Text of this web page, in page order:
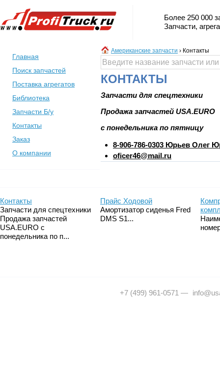
Более 250 000
Запчасти,
Главная
Поиск запчастей
Поставка агрегатов
Библиотека
Запчасти Б/у
Контакты
Заказ
О компании
Американские запчасти › Контакты
КОНТАКТЫ
Запчасти для спецтехники
Продажа запчастей USA.EURO
с понедельника по пятницу
8-906-786-0303 Юрьев Олег
oficer46@mail.ru
Контакты
Запчасти для спецтехники
Продажа запчастей
USA.EURO с
понедельника по п...
Прайс Ходовой
Амортизатор сиденья Fred
DMS S1...
+7 (499) 961-0571 —